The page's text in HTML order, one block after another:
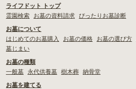
ライフドット トップ
霊園検索
お墓の資料請求 ぴったりお墓診断
お墓について
はじめてのお墓購入
お墓の価格 お墓の選び方
墓じまい
お墓の種類
一般墓
永代供養墓 樹木葬 納骨堂
お墓を建てる